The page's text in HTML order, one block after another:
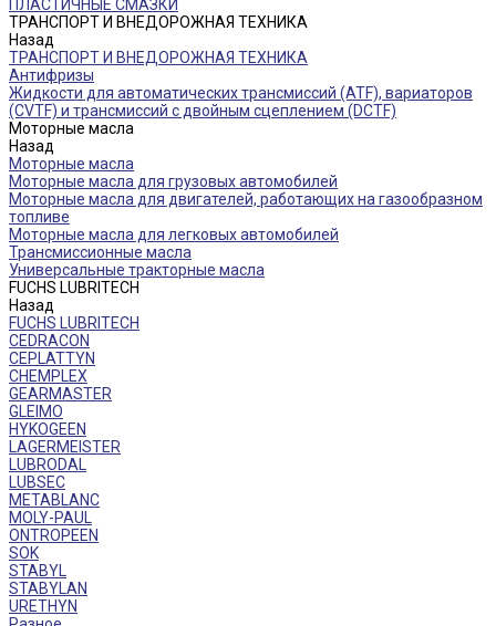
ПЛАСТИЧНЫЕ СМАЗКИ
ТРАНСПОРТ И ВНЕДОРОЖНАЯ ТЕХНИКА
Назад
ТРАНСПОРТ И ВНЕДОРОЖНАЯ ТЕХНИКА
Антифризы
Жидкости для автоматических трансмиссий (ATF), вариаторов
(CVTF) и трансмиссий с двойным сцеплением (DCTF)
Моторные масла
Назад
Моторные масла
Моторные масла для грузовых автомобилей
Моторные масла для двигателей, работающих на газообразном
топливе
Моторные масла для легковых автомобилей
Трансмиссионные масла
Универсальные тракторные масла
FUCHS LUBRITECH
Назад
FUCHS LUBRITECH
CEDRACON
CEPLATTYN
CHEMPLEX
GEARMASTER
GLEIMO
HYKOGEEN
LAGERMEISTER
LUBRODAL
LUBSEC
METABLANC
MOLY-PAUL
ONTROPEEN
SOK
STABYL
STABYLAN
URETHYN